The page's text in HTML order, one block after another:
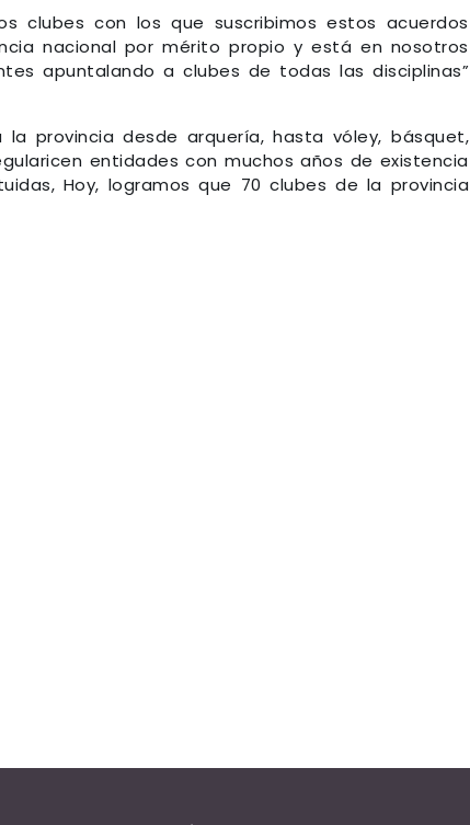
clubes con los que suscribimos estos acuerdos
nacional por mérito propio y está en nosotros
apuntalando a clubes de todas las disciplinas”
provincia desde arquería, hasta vóley, básquet,
entidades con muchos años de existencia
Hoy, logramos que 70 clubes de la provincia